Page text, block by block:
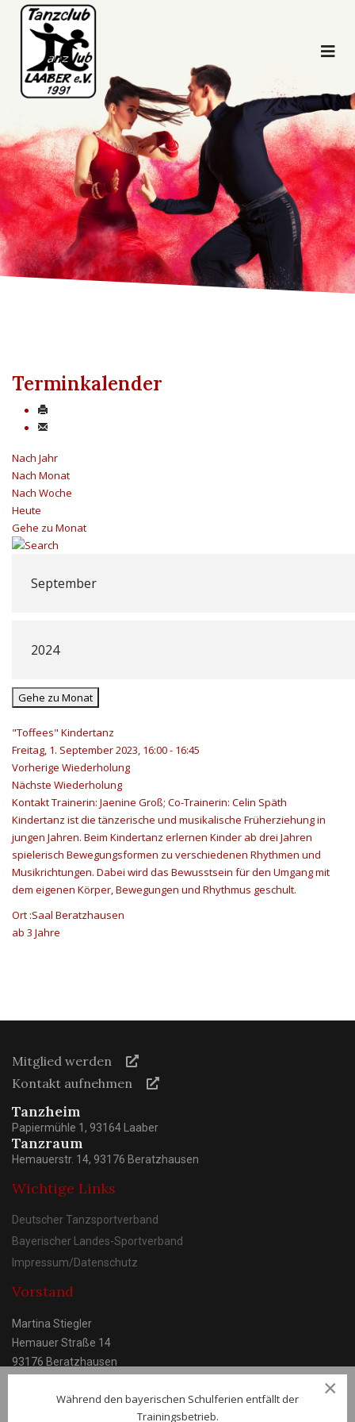
Terminkalender
Nach Jahr
Nach Monat
Nach Woche
Heute
Gehe zu Monat
Gehe zu Monat
"Toffees" Kindertanz
Freitag, 1. September 2023, 16:00 - 16:45
Vorherige Wiederholung
Nächste Wiederholung
KontaktTrainerin: Jaenine Groß; Co-Trainerin: Celin Späth
Kindertanz ist die tänzerische und musikalische Früherziehung in
jungen Jahren. Beim Kindertanz erlernen Kinder ab drei Jahren
spielerisch Bewegungsformen zu verschiedenen Rhythmen und
Musikrichtungen. Dabei wird das Bewusstsein für den Umgang mit
dem eigenen Körper, Bewegungen und Rhythmus geschult.
Ort :Saal Beratzhausen
ab 3 Jahre
Mitglied werden
Kontakt aufnehmen
Tanzheim
Papiermühle 1, 93164 Laaber
Tanzraum
Hemauerstr. 14, 93176 Beratzhausen
Wichtige Links
Deutscher Tanzsportverband
Bayerischer Landes-Sportverband
Impressum/Datenschutz
Vorstand
Martina Stiegler
Hemauer Straße 14
93176 Beratzhausen
×
Während den bayerischen Schulferien entfällt der
Trainingsbetrieb.